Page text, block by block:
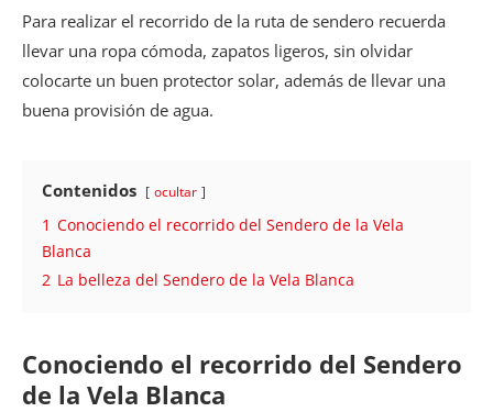
Para realizar el recorrido de la ruta de sendero recuerda
llevar una ropa cómoda, zapatos ligeros, sin olvidar
colocarte un buen protector solar, además de llevar una
buena provisión de agua.
Contenidos ocultar
1 Conociendo el recorrido del Sendero de la Vela
Blanca
2 La belleza del Sendero de la Vela Blanca
Conociendo el recorrido del Sendero
de la Vela Blanca